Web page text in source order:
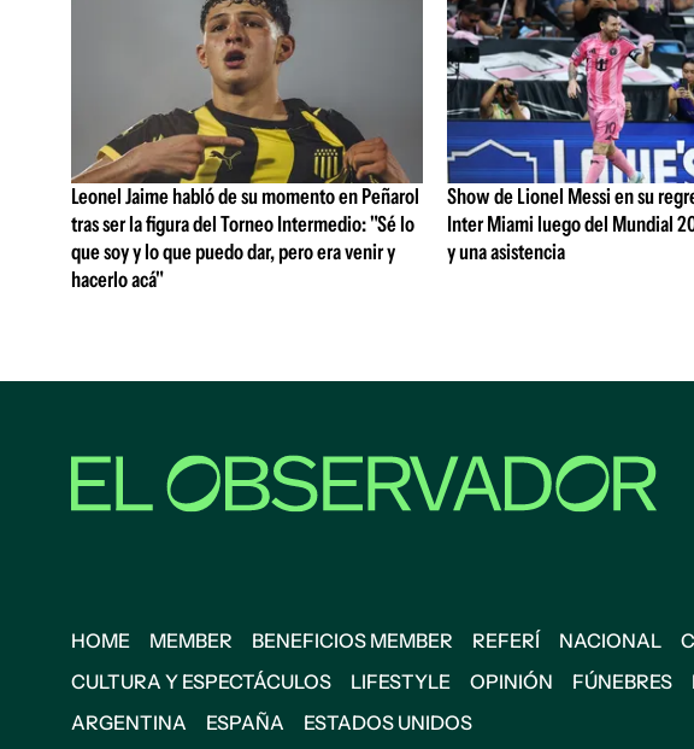
Leonel Jaime habló de su momento en Peñarol
tras ser la figura del Torneo Intermedio: "Sé lo
que soy y lo que puedo dar, pero era venir y
hacerlo acá"
Show de Lionel Messi en su
Inter Miami luego del Mundial
y una asistencia
HOME MEMBER BENEFICIOS MEMBER REFERÍ NACIONAL
CULTURA Y ESPECTÁCULOS
LIFESTYLE OPINIÓN FÚNEBRES
ARGENTINA
ESPAÑA ESTADOS UNIDOS